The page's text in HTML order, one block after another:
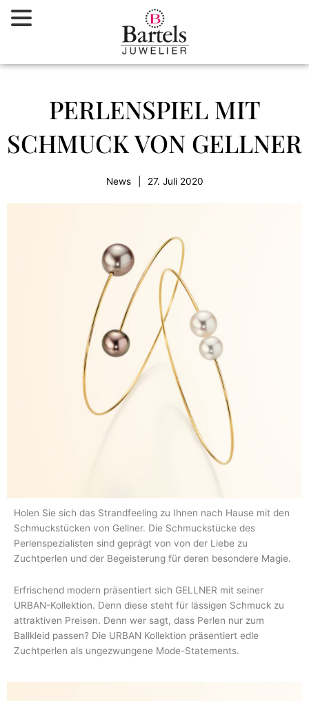
Inhalt
PERLENSPIEL MIT
SCHMUCK VON GELLNER
News 27. Juli 2020
Holen Sie sich das Strandfeeling zu Ihnen nach Hause mit den
Schmuckstücken von Gellner. Die Schmuckstücke des
Perlenspezialisten sind geprägt von von der Liebe zu
Zuchtperlen und der Begeisterung für deren besondere Magie.
Erfrischend modern präsentiert sich GELLNER mit seiner
URBAN-Kollektion. Denn diese steht für lässigen Schmuck zu
attraktiven Preisen. Denn wer sagt, dass Perlen nur zum
Ballkleid passen? Die URBAN Kollektion präsentiert edle
Zuchtperlen als ungezwungene Mode-Statements.